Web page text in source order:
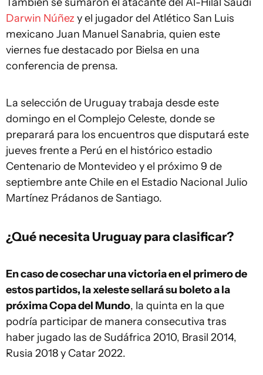
Darwin Núñez y el jugador del Atlético San Luis
mexicano Juan Manuel Sanabria, quien este
viernes fue destacado por Bielsa en una
conferencia de prensa.
La selección de Uruguay trabaja desde este
domingo en el Complejo Celeste, donde se
preparará para los encuentros que disputará este
jueves frente a Perú en el histórico estadio
Centenario de Montevideo y el próximo 9 de
septiembre ante Chile en el Estadio Nacional Julio
Martínez Prádanos de Santiago.
¿Qué necesita Uruguay para clasificar?
En caso de cosechar una victoria en el primero de
estos partidos, la xeleste sellará su boleto a la
próxima Copa del Mundo, la quinta en la que
podría participar de manera consecutiva tras
haber jugado las de Sudáfrica 2010, Brasil 2014,
Rusia 2018 y Catar 2022.